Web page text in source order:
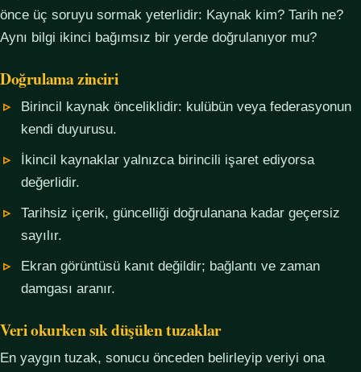
önce üç soruyu sormak yeterlidir: Kaynak kim? Tarih ne?
Aynı bilgi ikinci bağımsız bir yerde doğrulanıyor mu?
Doğrulama zinciri
Birincil kaynak önceliklidir: kulübün veya federasyonun
kendi duyurusu.
İkincil kaynaklar yalnızca birincili işaret ediyorsa
değerlidir.
Tarihsiz içerik, güncelliği doğrulanana kadar geçersiz
sayılır.
Ekran görüntüsü kanıt değildir; bağlantı ve zaman
damgası aranır.
Veri okurken sık düşülen tuzaklar
En yaygın tuzak, sonucu önceden belirleyip veriyi ona